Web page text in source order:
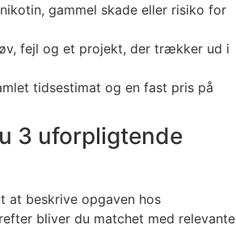
gammel skade eller risiko for
fejl og et projekt, der trækker ud i
tidsestimat og en fast pris på
3 uforpligtende
at beskrive opgaven hos
bliver du matchet med relevante